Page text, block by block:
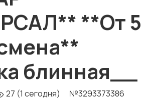
**От 5
блинная__
27 (1 сегодня) №3293373386